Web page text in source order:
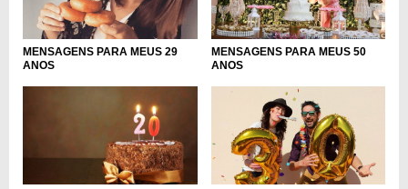
MENSAGENS PARA MEUS 29
ANOS
MENSAGENS PARA MEUS 50
ANOS